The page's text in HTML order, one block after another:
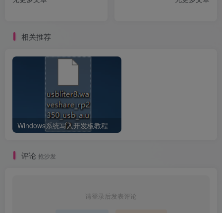
相关推荐
Windows系统写入开发板教程
评论 抢沙发
请登录后发表评论